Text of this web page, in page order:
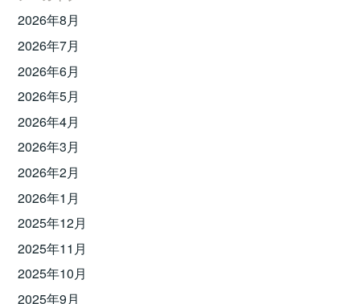
2026年8月
2026年7月
2026年6月
2026年5月
2026年4月
2026年3月
2026年2月
2026年1月
2025年12月
2025年11月
2025年10月
2025年9月